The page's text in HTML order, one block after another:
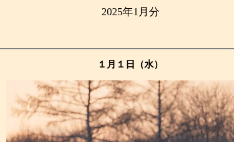
2025年1月分
１月１日（水）